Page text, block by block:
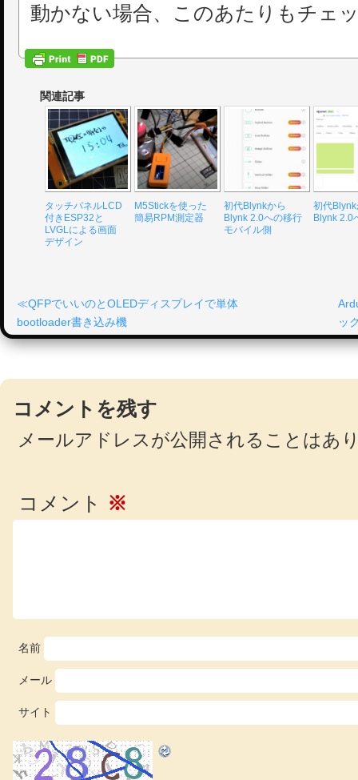
動かない場合、このあたりもチェ
関連記事
タッチパネルLCD
付きESP32と
LVGLによる画面
デザイン
M5Stickを使った
簡易RPM測定器
初代Blynkから
Blynk 2.0への移行
モバイル側
初代Blynk
Blynk 2.0
QFPでいいのとOLEDディスプレイで単体
bootloader書き込み機
ッ
コメントを残す
メールアドレスが公開されることはあ
コメント ※
名前
メール
サイト